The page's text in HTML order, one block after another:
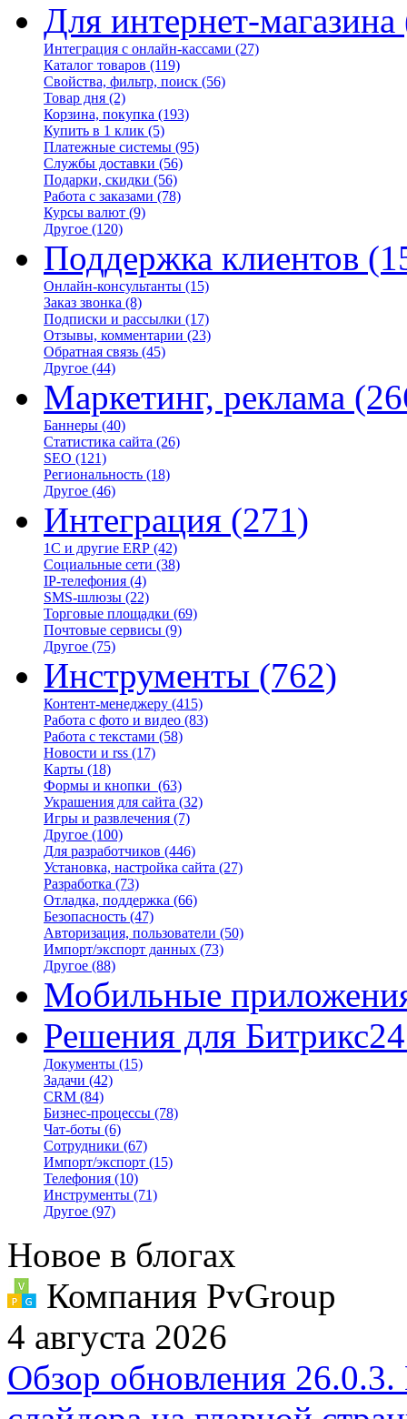
Для интернет-магазина
Интеграция с онлайн-кассами (27)
Каталог товаров (119)
Свойства, фильтр, поиск (56)
Товар дня (2)
Корзина, покупка (193)
Купить в 1 клик (5)
Платежные системы (95)
Службы доставки (56)
Подарки, скидки (56)
Работа с заказами (78)
Курсы валют (9)
Другое (120)
Поддержка клиентов
Онлайн-консультанты (15)
Заказ звонка (8)
Подписки и рассылки (17)
Отзывы, комментарии (23)
Обратная связь (45)
Другое (44)
Маркетинг, реклама
Баннеры (40)
Статистика сайта (26)
SEO (121)
Региональность (18)
Другое (46)
Интеграция (271)
1С и другие ERP (42)
Социальные сети (38)
IP-телефония (4)
SMS-шлюзы (22)
Торговые площадки (69)
Почтовые сервисы (9)
Другое (75)
Инструменты (762)
Контент-менеджеру (415)
Работа с фото и видео (83)
Работа с текстами (58)
Новости и rss (17)
Карты (18)
Формы и кнопки (63)
Украшения для сайта (32)
Игры и развлечения (7)
Другое (100)
Для разработчиков (446)
Установка, настройка сайта (27)
Разработка (73)
Отладка, поддержка (66)
Безопасность (47)
Авторизация, пользователи (50)
Импорт/экспорт данных (73)
Другое (88)
Мобильные
Решения для Битрикс24
Документы (15)
Задачи (42)
CRM (84)
Бизнес-процессы (78)
Чат-боты (6)
Сотрудники (67)
Импорт/экспорт (15)
Телефония (10)
Инструменты (71)
Другое (97)
Новое в блогах
Компания PvGroup
4 августа 2026
Обзор обновления 26.0.3.